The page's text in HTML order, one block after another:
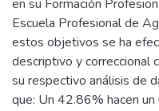
en su Formación
Escuela Profesional de
estos objetivos se ha
descriptivo y correccional
su respectivo análisis de
que: Un 42.86% hacen